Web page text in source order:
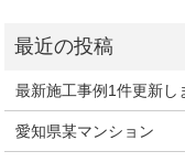
最新施工事例1件更新し
愛知県某マンション